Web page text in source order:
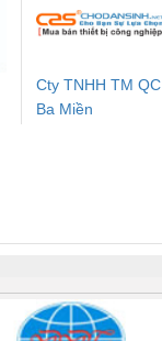
2708863
Rơ Le An Toàn
Cty TNHH TM QC
Ba Miền